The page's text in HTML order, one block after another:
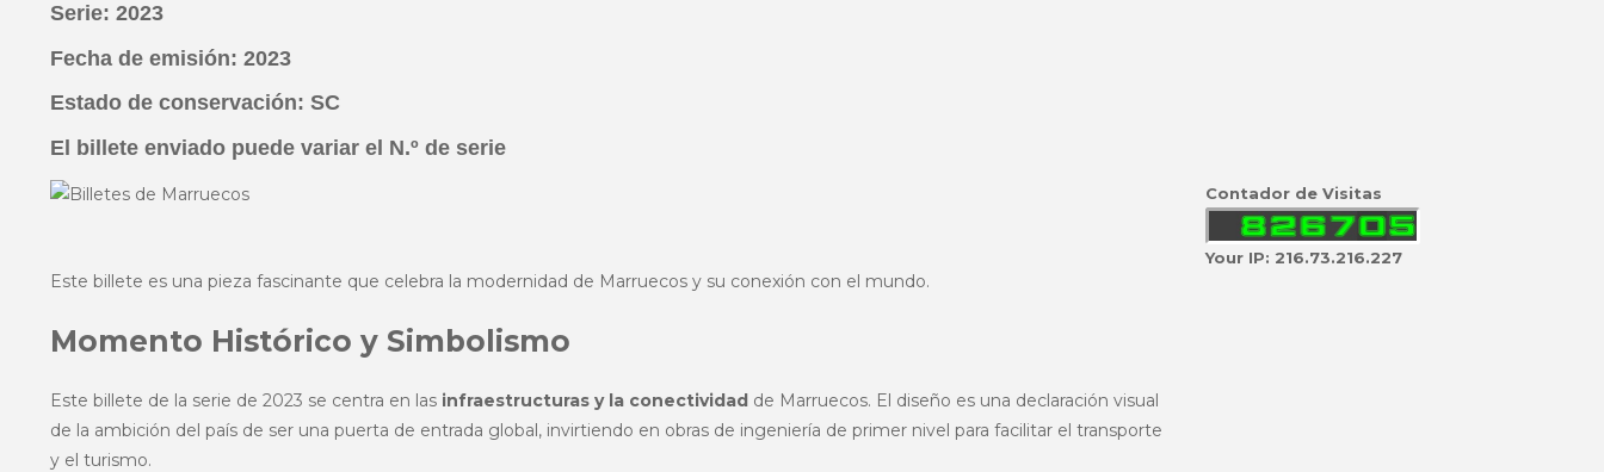
Serie: 2023
Fecha de emisión: 2023
Estado de conservación: SC
El billete enviado puede variar el N.º de serie
Este billete es una pieza fascinante que celebra la modernidad de Marruecos y su conexión con el mundo.
Momento Histórico y Simbolismo
Este billete de la serie de 2023 se centra en las infraestructuras y la conectividad de Marruecos. El diseño es una declaración visual
de la ambición del país de ser una puerta de entrada global, invirtiendo en obras de ingeniería de primer nivel para facilitar el transporte
y el turismo.
Contador de Visitas
Your IP: 216.73.216.227